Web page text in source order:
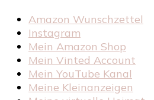
Amazon Wunschzettel
Instagram
Mein Amazon Shop
Mein Vinted Account
Mein YouTube Kanal
Meine Kleinanzeigen